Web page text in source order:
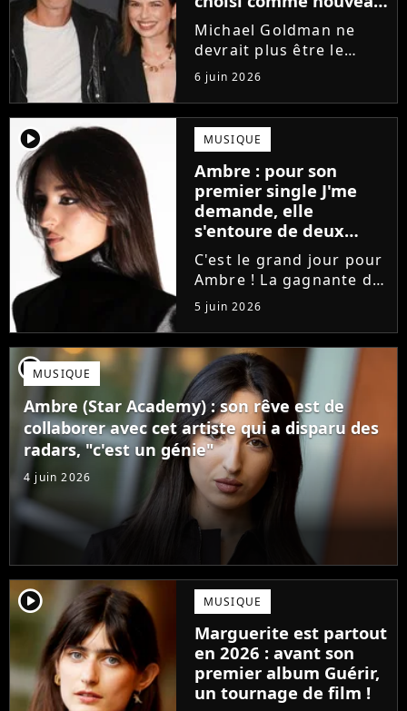
directeur ?
Michael Goldman ne
devrait plus être le
directeur de la Star
Academy lors de la
saison 2026. Et pour lui
succéder, c'est un
ancien gagnant de
l'émission de TF1 qui
sera aujourd'hui...
6 juin 2026
player2 MUSIQUE
Ambre : pour son
premier single J'me
demande, elle
s'entoure de deux
proches de Slimane
C'est le grand jour pour
Ambre ! La gagnante de
la Star Academy fait ses
premiers pas dans
l'industrie en publiant
J'me demande, un
premier single que la
chanteuse a
confectionné avec...
5 juin 2026
player2MUSIQUE
Ambre (Star Academy) : son rêve est de
collaborer avec cet artiste qui a disparu des
radars, "c'est un génie"
4 juin 2026
player2 MUSIQUE
Marguerite est partout
en 2026 : avant son
premier album Guérir,
un tournage de film !